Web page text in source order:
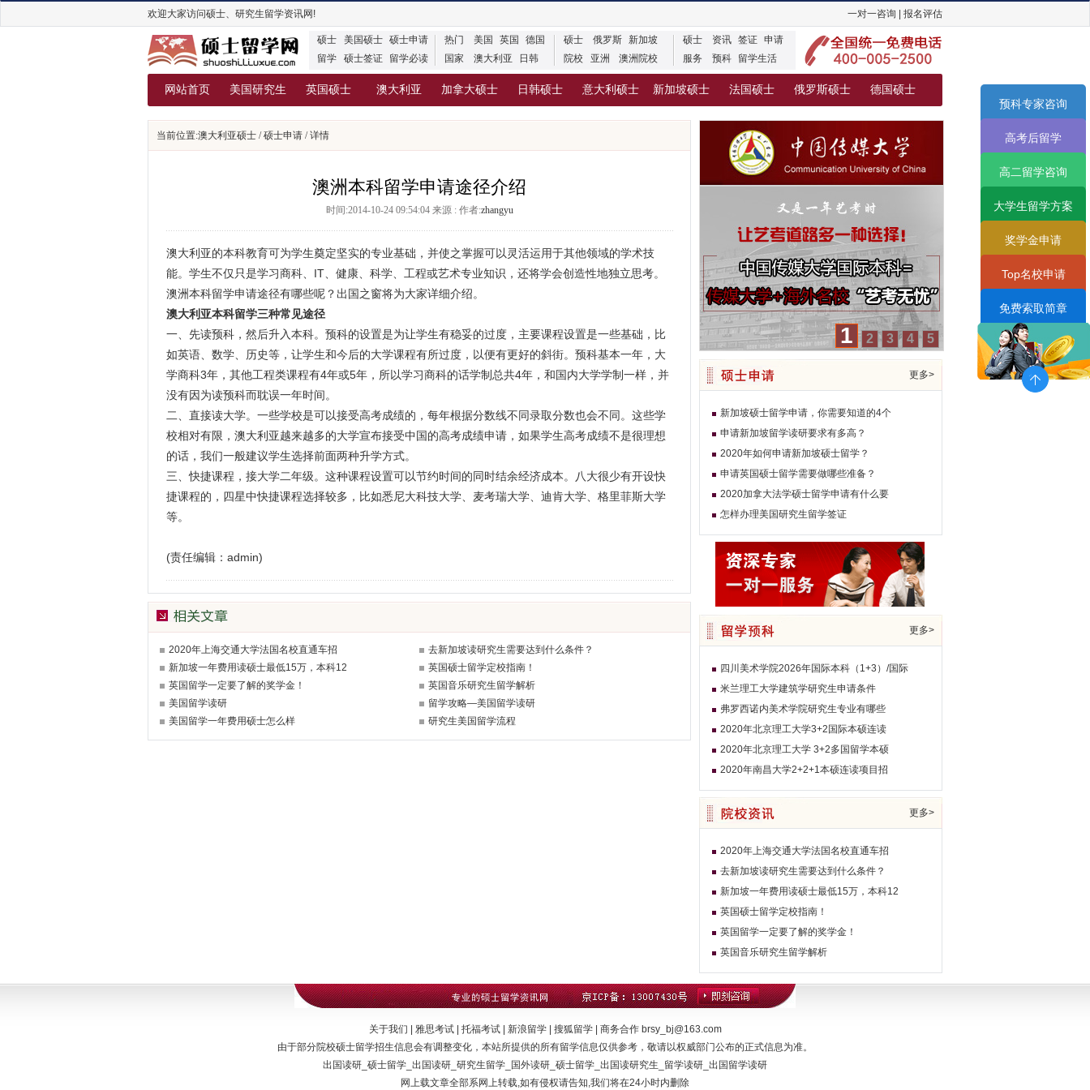
欢迎大家访问硕士、研究生留学资讯网! 一对一咨询 报名评估
硕士
留学
美国硕士 硕士申请
硕士签证
留学必读
热门
国家
美国 英国
德国
澳大利亚
日韩
硕士
院校
俄罗斯
新加坡
亚洲
澳洲院校
硕士
服务
资讯 签证 申请
预科
留学生活
网站首页 美国研究生 英国硕士 澳大利亚 加拿大硕士 日韩硕士 意大利硕士 新加坡硕士 法国硕士 俄罗斯硕士 德国硕士
当前位置:澳大利亚硕士 /硕士申请 / 详情
澳洲本科留学申请途径介绍
时间:2014-10-24 09:54:04 来源 : 作者:zhangyu
澳大利亚的本科教育可为学生奠定坚实的专业基础，并使之掌握可以灵活运用于其他领域的学术技
能。学生不仅只是学习商科、IT、健康、科学、工程或艺术专业知识，还将学会创造性地独立思考。
澳洲本科留学申请途径有哪些呢？出国之窗将为大家详细介绍。
澳大利亚本科留学三种常见途径
一、先读预科，然后升入本科。 预科的设置是为让学生有稳妥的过度，主要课程设置是一些基础，比
如英语、数学、历史等，让学生和今后的大学课程有所过度，以便有更好的斜街。预科基本一年，大
学商科3年，其他工程类课程有4年或5年，所以学习商科的话学制总共4年，和国内大学学制一样，并
没有因为读预科而耽误一年时间。
二、直接读大学。 一些学校是可以接受高考成绩的，每年根据分数线不同录取分数也会不同。这些学
校相对有限，澳大利亚越来越多的大学宣布接受中国的高考成绩申请，如果学生高考成绩不是很理想
的话，我们一般建议学生选择前面两种升学方式。
三 、快捷课程，接大学二年级。 这种课程设置可以节约时间的同时结余经济成本。八大很少有开设快
捷课程的，四星中快捷课程选择较多，比如悉尼大科技大学、麦考瑞大学、迪肯大学、格里菲斯大学
等。
(责任编辑：admin)
2020年上海交通大学法国名校直通车招
去新加坡读研究生需要达到什么条件？
新加坡一年费用读硕士最低15万，本科12
英国硕士留学定校指南！
英国留学一定要了解的奖学金！
英国音乐研究生留学解析
美国留学读研
留学攻略—美国留学读研
美国留学一年费用硕士怎么样
研究生美国留学流程
1 2 3 4 5
更多>
新加坡硕士留学申请，你需要知道的4个
申请新加坡留学读研要求有多高？
2020年如何申请新加坡硕士留学？
申请英国硕士留学需要做哪些准备？
2020加拿大法学硕士留学申请有什么要
怎样办理美国研究生留学签证
更多>
四川美术学院2026年国际本科（1+3）/国际
米兰理工大学建筑学研究生申请条件
弗罗西诺内美术学院研究生专业有哪些
2020年北京理工大学3+2国际本硕连读
2020年北京理工大学 3+2多国留学本硕
2020年南昌大学2+2+1本硕连读项目招
更多>
2020年上海交通大学法国名校直通车招
去新加坡读研究生需要达到什么条件？
新加坡一年费用读硕士最低15万，本科12
英国硕士留学定校指南！
英国留学一定要了解的奖学金！
英国音乐研究生留学解析
关于我们 | 雅思考试 | 托福考试 | 新浪留学 | 搜狐留学 | 商务合作 brsy_bj@163.com
由于部分院校硕士留学招生信息会有调整变化，本站所提供的所有留学信息仅供参考，敬请以权威部门公布的正式信息为准。
出国读研_硕士留学_出国读研_研究生留学_国外读研_硕士留学_出国读研究生_留学读研_出国留学读研
网上载文章全部系网上转载,如有侵权请告知,我们将在24小时内删除
预科专家咨询
高考后留学
高二留学咨询
大学生留学方案
奖学金申请
Top名校申请
免费索取简章